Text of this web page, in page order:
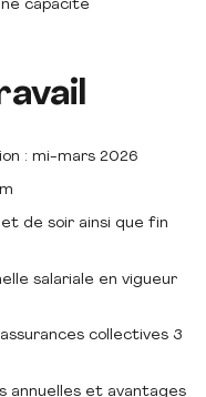
capacité
: mi-mars 2026
de soir ainsi que fin
salariale en vigueur
collectives 3
annuelles et avantages